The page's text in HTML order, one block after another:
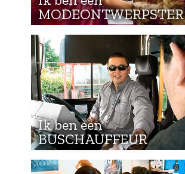
MODEONTWERPSTER
Ik ben een
BUSCHAUFFEUR